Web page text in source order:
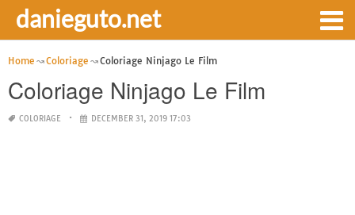
danieguto.net
Home Coloriage Coloriage Ninjago Le Film
Coloriage Ninjago Le Film
COLORIAGE DECEMBER 31, 2019 17:03